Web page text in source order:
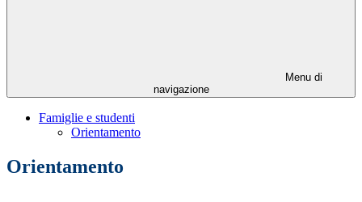
Menu di
navigazione
Famiglie e studenti
Orientamento
Orientamento